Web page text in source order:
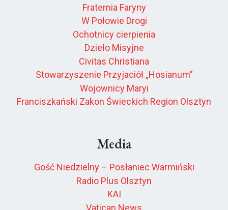
Fraternia Faryny
W Połowie Drogi
Ochotnicy cierpienia
Dzieło Misyjne
Civitas Christiana
Stowarzyszenie Przyjaciół „Hosianum”
Wojownicy Maryi
Franciszkański Zakon Świeckich Region Olsztyn
Media
Gość Niedzielny – Posłaniec Warmiński
Radio Plus Olsztyn
KAI
Vatican News